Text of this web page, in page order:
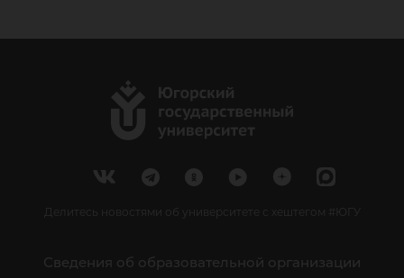
Делитесь новостями об университете с хештегом #ЮГУ
Сведения об образовательной организации